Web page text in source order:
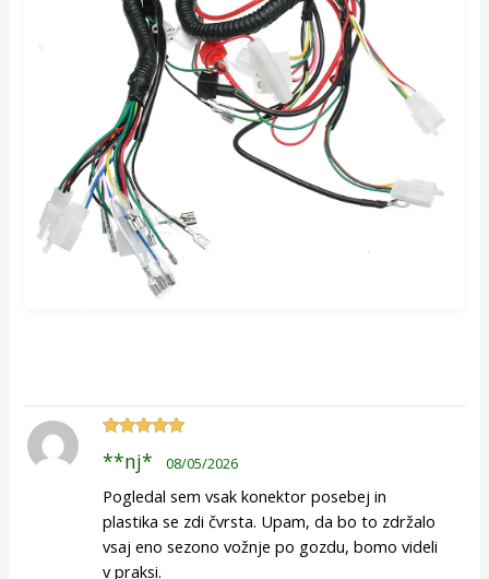
od 5
**nj* 08/05/2026
Pogledal sem vsak konektor posebej in
plastika se zdi čvrsta. Upam, da bo to zdržalo
vsaj eno sezono vožnje po gozdu, bomo videli
v praksi.